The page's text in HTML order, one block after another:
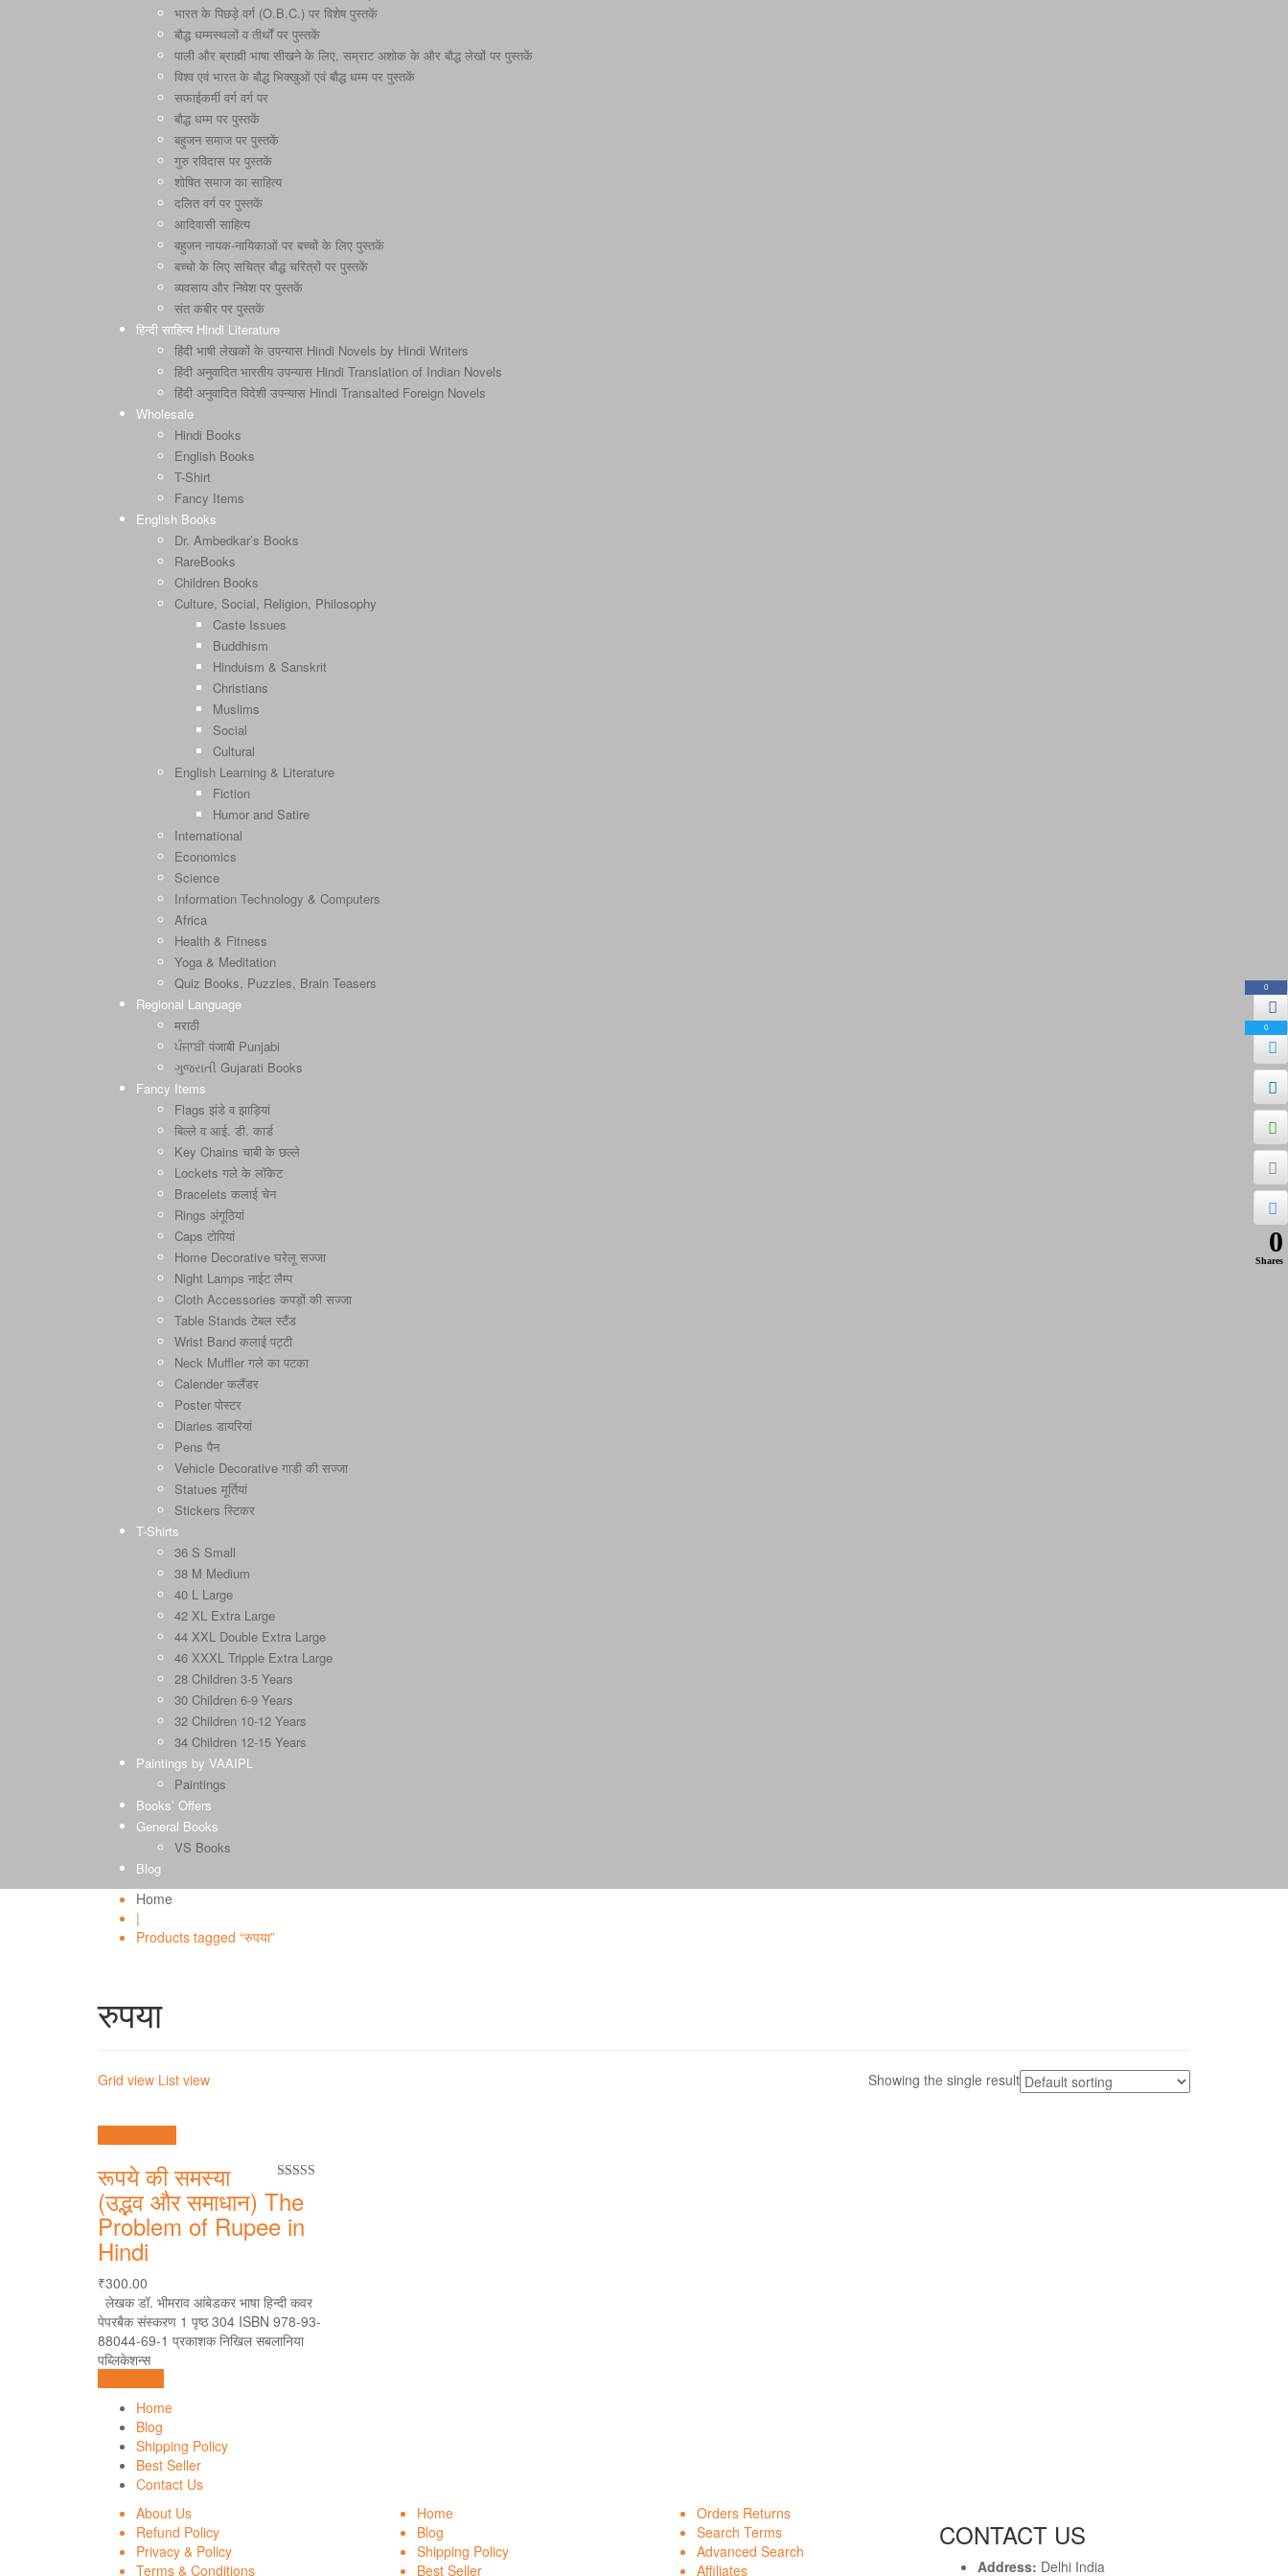
भारत के पिछड़े वर्ग (O.B.C.) पर विशेष पुस्तकें
बौद्ध धम्मस्थलों व तीर्थों पर पुस्तकें
पाली और ब्राह्मी भाषा सीखने के लिए, सम्राट अशोक के और बौद्ध लेखों पर पुस्तकें
विश्व एवं भारत के बौद्ध भिक्खुओं एवं बौद्ध धम्म पर पुस्तकें
सफाईकर्मी वर्ग वर्ग पर
बौद्ध धम्म पर पुस्तकें
बहुजन समाज पर पुस्तकें
गुरु रविदास पर पुस्तकें
शोषित समाज का साहित्य
दलित वर्ग पर पुस्तकें
आदिवासी साहित्य
बहुजन नायक-नायिकाओं पर बच्चों के लिए पुस्तकें
बच्चो के लिए सचित्र बौद्ध चरित्रों पर पुस्तकें
व्यवसाय और निवेश पर पुस्तकें
संत कबीर पर पुस्तकें
हिन्दी साहित्य Hindi Literature
हिंदी भाषी लेखकों के उपन्यास Hindi Novels by Hindi Writers
हिंदी अनुवादित भारतीय उपन्यास Hindi Translation of Indian Novels
हिंदी अनुवादित विदेशी उपन्यास Hindi Transalted Foreign Novels
Wholesale
Hindi Books
English Books
T-Shirt
Fancy Items
English Books
Dr. Ambedkar’s Books
RareBooks
Children Books
Culture, Social, Religion, Philosophy
Caste Issues
Buddhism
Hinduism & Sanskrit
Christians
Muslims
Social
Cultural
English Learning & Literature
Fiction
Humor and Satire
International
Economics
Science
Information Technology & Computers
Africa
Health & Fitness
Yoga & Meditation
Quiz Books, Puzzles, Brain Teasers
Regional Language
मराठी
ਪੰਜਾਬੀ पंजाबी Punjabi
ગુજરાતી Gujarati Books
Fancy Items
Flags झंडे व झाड़ियां
बिल्ले व आई. डी. कार्ड
Key Chains चाबी के छल्ले
Lockets गले के लॉकेट
Bracelets कलाई चेन
Rings अंगूठियां
Caps टोपियां
Home Decorative घरेलू सज्जा
Night Lamps नाईट लैम्प
Cloth Accessories कपड़ों की सज्जा
Table Stands टेबल स्टैंड
Wrist Band कलाई पट्टी
Neck Muffler गले का पटका
Calender कलैंडर
Poster पोस्टर
Diaries डायरियां
Pens पैन
Vehicle Decorative गाडी की सज्जा
Statues मूर्तियां
Stickers स्टिकर
T-Shirts
36 S Small
38 M Medium
40 L Large
42 XL Extra Large
44 XXL Double Extra Large
46 XXXL Tripple Extra Large
28 Children 3-5 Years
30 Children 6-9 Years
32 Children 10-12 Years
34 Children 12-15 Years
Paintings by VAAIPL
Paintings
Books’ Offers
General Books
VS Books
Blog
Home
|
Products tagged “रुपया”
रुपया
Grid view List view Showing the single result
of 5
रूपये की समस्या
(उद्भव और समाधान) The
Problem of Rupee in
Hindi
₹300.00
लेखक डॉ. भीमराव आंबेडकर भाषा हिन्दी कवर
पेपरबैक संस्करण 1 पृष्ठ 304 ISBN 978-93-
88044-69-1 प्रकाशक निखिल सबलानिया
पब्लिकेशन्स
Home
Blog
Shipping Policy
Best Seller
Contact Us
About Us
Refund Policy
Privacy & Policy
Terms & Conditions
Home
Blog
Shipping Policy
Best Seller
Orders Returns
Search Terms
Advanced Search
Affiliates
CONTACT US
Address: Delhi India
0
0
0
Shares